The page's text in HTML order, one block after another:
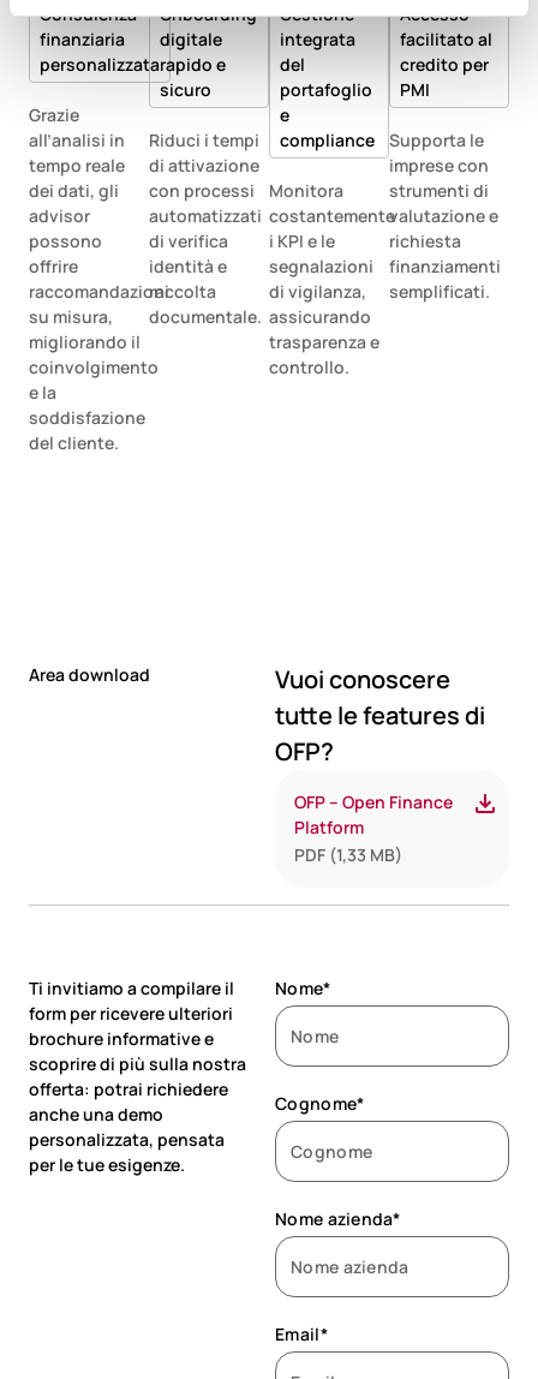
Consulenza
finanziaria
personalizzata
Grazie
all’analisi in
tempo reale
dei dati, gli
advisor
possono
offrire
raccomandazioni
su misura,
migliorando il
coinvolgimento
e la
soddisfazione
del cliente.
Onboarding
digitale
rapido e
sicuro
Riduci i tempi
di attivazione
con processi
automatizzati
di verifica
identità e
raccolta
documentale.
Gestione
integrata
del
portafoglio
e
compliance
Monitora
costantemente
i KPI e le
segnalazioni
di vigilanza,
assicurando
trasparenza e
controllo.
Accesso
facilitato al
credito per
PMI
Supporta le
imprese con
strumenti di
valutazione e
richiesta
finanziamenti
semplificati.
Area download
Vuoi conoscere
tutte le features di
OFP?
OFP – Open Finance
Platform
PDF (1,33 MB)
Ti invitiamo a compilare il
form per ricevere ulteriori
brochure informative e
scoprire di più sulla nostra
offerta: potrai richiedere
anche una demo
personalizzata, pensata
per le tue esigenze.
Nome*
Cognome*
Nome azienda*
Email*